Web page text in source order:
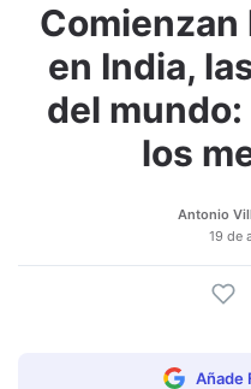
en India,
del
los
Antonio
19 de
Añade